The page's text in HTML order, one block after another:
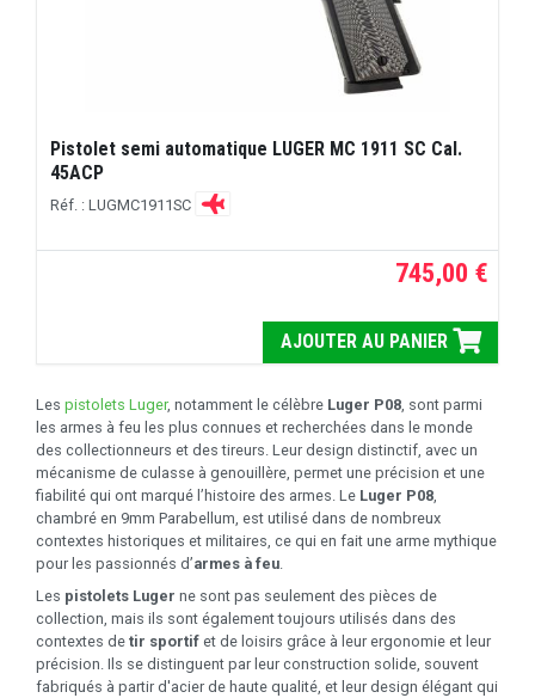
Pistolet semi automatique LUGER MC 1911 SC Cal.
45ACP
Réf. : LUGMC1911SC
745,00 €
AJOUTER AU PANIER
Les pistolets Luger, notamment le célèbre Luger P08, sont parmi
les armes à feu les plus connues et recherchées dans le monde
des collectionneurs et des tireurs. Leur design distinctif, avec un
mécanisme de culasse à genouillère, permet une précision et une
fiabilité qui ont marqué l’histoire des armes. Le Luger P08,
chambré en 9mm Parabellum, est utilisé dans de nombreux
contextes historiques et militaires, ce qui en fait une arme mythique
pour les passionnés d’armes à feu.
Les pistolets Luger ne sont pas seulement des pièces de
collection, mais ils sont également toujours utilisés dans des
contextes de tir sportif et de loisirs grâce à leur ergonomie et leur
précision. Ils se distinguent par leur construction solide, souvent
fabriqués à partir d'acier de haute qualité, et leur design élégant qui